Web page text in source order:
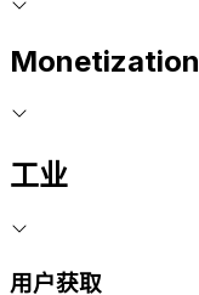
Monetization
工业
用户获取